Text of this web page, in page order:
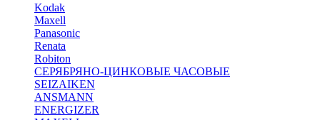
Kodak
Maxell
Panasonic
Renata
Robiton
СЕРЯБРЯНО-ЦИНКОВЫЕ ЧАСОВЫЕ
SEIZAIKEN
ANSMANN
ENERGIZER